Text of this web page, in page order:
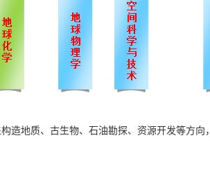
造地质、古生物、石油勘探、资源开发等方